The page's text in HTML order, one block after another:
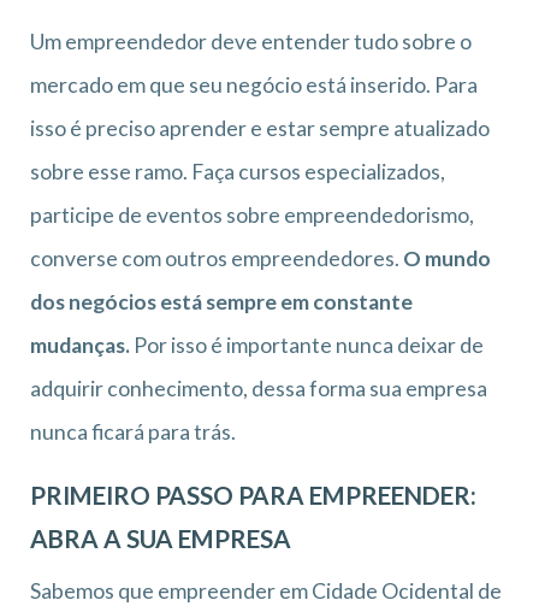
Um empreendedor deve entender tudo sobre o
mercado em que seu negócio está inserido. Para
isso é preciso aprender e estar sempre atualizado
sobre esse ramo. Faça cursos especializados,
participe de eventos sobre empreendedorismo,
converse com outros empreendedores. O mundo
dos negócios está sempre em constante
mudanças. Por isso é importante nunca deixar de
adquirir conhecimento, dessa forma sua empresa
nunca ficará para trás.
PRIMEIRO PASSO PARA EMPREENDER:
ABRA A SUA EMPRESA
Sabemos que empreender em Cidade Ocidental de